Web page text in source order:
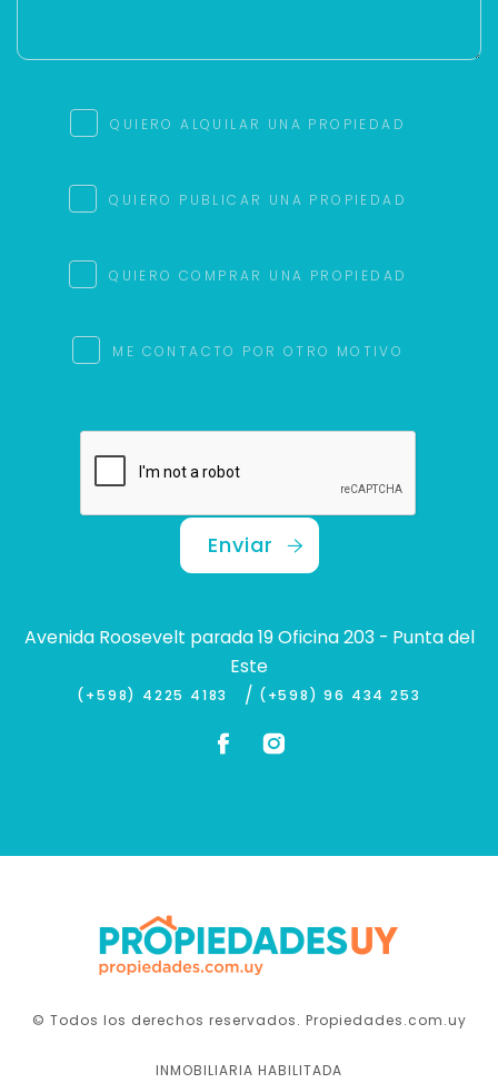
QUIERO ALQUILAR UNA PROPIEDAD
QUIERO PUBLICAR UNA PROPIEDAD
QUIERO COMPRAR UNA PROPIEDAD
ME CONTACTO POR OTRO MOTIVO
Enviar
Avenida Roosevelt parada 19 Oficina 203 - Punta del
Este
(+598) 4225 4183 / (+598) 96 434 253
© Todos los derechos reservados. Propiedades.com.uy
INMOBILIARIA HABILITADA